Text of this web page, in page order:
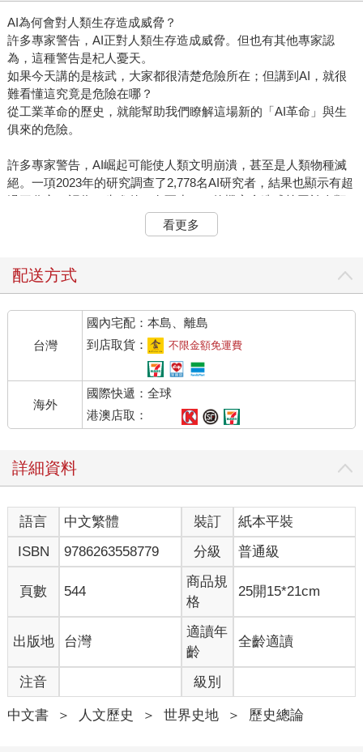
AI為何會對人類生存造成威脅？
許多專家警告，AI正對人類生存造成威脅。但也有其他專家認
為，這種警告是杞人憂天。
如果今天講的是核武，大家都很清楚危險所在；但講到AI，就很
難看懂這究竟是危險在哪？
從工業革命的歷史，就能幫助我們瞭解這場新的「AI革命」與生
俱來的危險。
許多專家警告，AI崛起可能使人類文明崩潰，甚至是人類物種滅
絕。一項2023年的研究調查了2,778名AI研究者，結果也顯示有超
滅絕一樣可怕的結果。2023年，包括中國、美國與英國在內，有
將近三十個國家政府簽署了關於AI的《布萊切利宣言》，其中就
重、甚至災難性的傷害。」
對某些人來說，可能覺得這些警告就是杞人憂天。每當出現強大
的新科技，都有人焦慮世界末日就要來臨。舉例來說，當初隨著
工業革命進展，許多人都擔心蒸汽機和電報會摧毀人類社會、毀
滅人類的幸福。但到頭來，這些機器生產出了史上最富足的社
會。時至今日，大多數人的生活狀況都比十八世紀的祖先好多
了。像是安德森（Marc Andreessen）、庫茲威爾（Ray
Kurzweil）這些熱情擁抱AI的人都保證，各種智能機器絕對會比過
去的所有機器帶來更大的好處。他們說，有了AI，人類就能享有
更好的健康照護、教育與其他服務，甚至還能協助拯救生態系統
遺憾的是，只要看歷史看得仔細一點，就會發現人類確實有充分
的理由，該對強大的新科技抱持幾分畏懼。就算這些科技到了最
後的最後是利大於弊，但在那個快樂結局之前，往往得先經歷百
般磨難與考驗。新科技之所以常常帶來歷史上的災難，並不是科
技本身有什麼問題，而是人類得花點時間，才能學會善用科技。
工業革命就是個很好的例子。工業技術在十九世紀開始傳向全
球，顛覆傳統的經濟、社會與政治結構，彷彿打開一條道路，讓
人類有機會創造出更富裕平和的全新社會。然而，要學習建立一
個良性的工業社會，絕沒有那麼簡單，得經過許多昂貴的實驗，
其中一項昂貴的實驗，就是現代帝國主義。工業革命從十八世紀
晚期英國開始，到了十九世紀，從比利時到俄羅斯等其他歐洲國
家，再加上美日兩國，也紛紛採用了各種工業技術與生產方法。
這些工業重地的帝國主義思想家、政治家與政黨得出的結論認
為，唯有帝國形式能夠撐得起工業社會。他們認為，不同於傳統
看更多
配送方式
台灣
國內宅配：本島、離島
到店取貨：
不限金額免運費
海外
國際快遞：全球
港澳店取：
詳細資料
語言 中文繁體 裝訂
紙本平裝
ISBN
9786263558779 分級 普通級
頁數 544
商品規
格
25開15*21cm
出版地 台灣
適讀年
齡
全齡適讀
注音 級別
中文書 ＞ 人文歷史 ＞ 世界史地 ＞ 歷史總論